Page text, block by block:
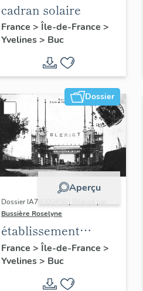
cadran solaire
France > Île-de-France >
Yvelines> Buc
Dossier
Aperçu
Dossier IA78000458 | Réalisé par
Bussière Roselyne
établissement
aéronautique dit
aéroparc Louis-
France > Île-de-France >
Yvelines> Buc